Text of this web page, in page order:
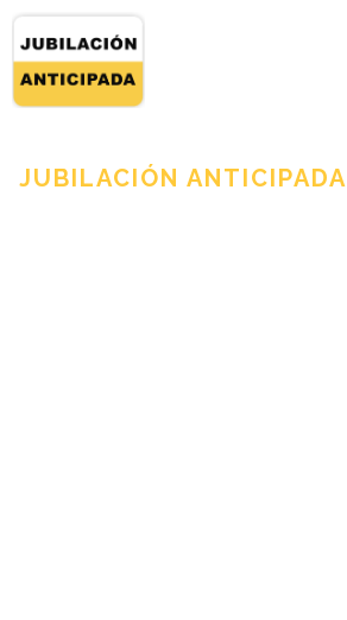
JUBILACIÓN ANTICIPADA